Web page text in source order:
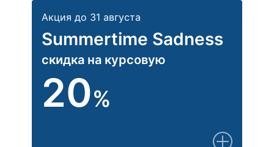
Акция до 31 августа
Summertime Sadness
скидка на курсовую
20%